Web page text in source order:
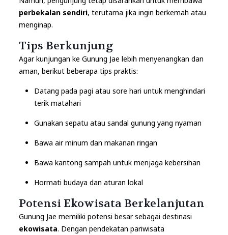
perbekalan sendiri, terutama jika ingin berkemah atau
menginap.
Tips Berkunjung
Agar kunjungan ke Gunung Jae lebih menyenangkan dan
aman, berikut beberapa tips praktis:
Datang pada pagi atau sore hari untuk menghindari
terik matahari
Gunakan sepatu atau sandal gunung yang nyaman
Bawa air minum dan makanan ringan
Bawa kantong sampah untuk menjaga kebersihan
Hormati budaya dan aturan lokal
Potensi Ekowisata Berkelanjutan
Gunung Jae memiliki potensi besar sebagai destinasi
ekowisata. Dengan pendekatan pariwisata